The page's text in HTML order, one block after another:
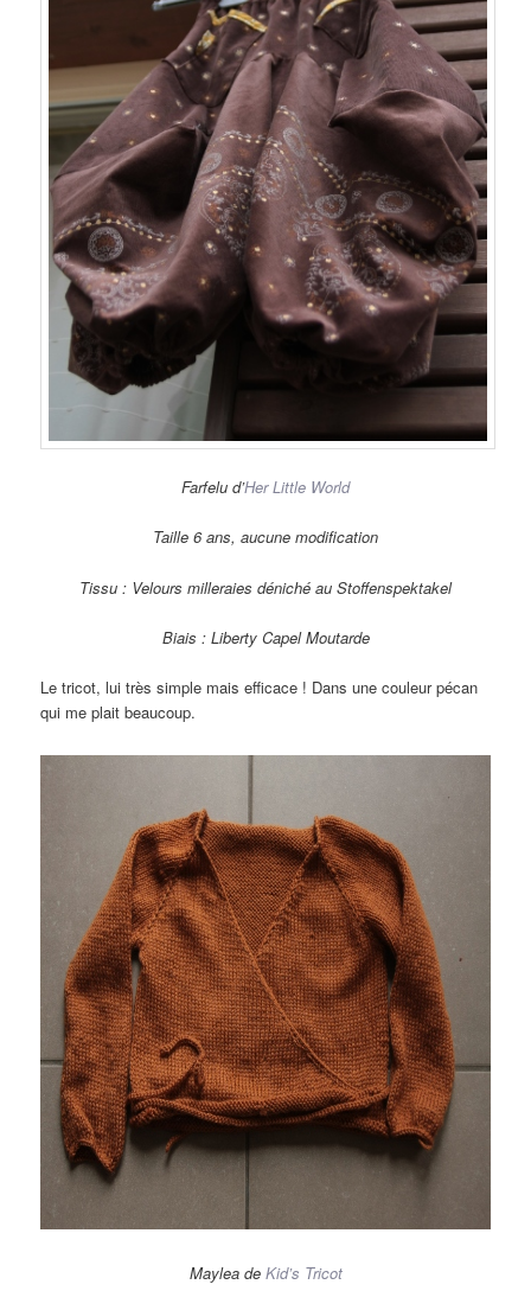
Farfelu d’Her Little World
Taille 6 ans, aucune modification
Tissu : Velours milleraies déniché au Stoffenspektakel
Biais : Liberty Capel Moutarde
Le tricot, lui très simple mais efficace ! Dans une couleur pécan
qui me plait beaucoup.
Maylea de Kid’s Tricot